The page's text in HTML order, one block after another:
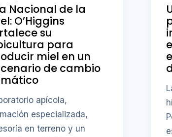
Nacional de la
O’Higgins
su
para
miel en un
de cambio
apícola,
especializada,
en terreno y un